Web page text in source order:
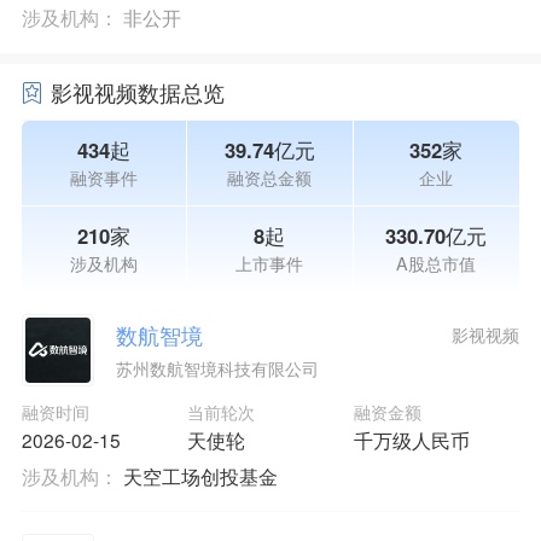
涉及机构： 非公开
影视视频数据总览
434起
融资事件
39.74亿元
融资总金额
352家
企业
210家
涉及机构
8起
上市事件
330.70亿元
A股总市值
数航智境
苏州数航智境科技有限公司
融资时间
2026-02-15
当前轮次
天使轮
融资金额
千万级人民币
影视视频
涉及机构： 天空工场创投基金